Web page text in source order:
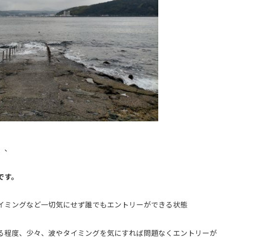
。
ングなど一切気にせず誰でもエントリーができる状態
度、少々、波やタイミングを気にすれば問題なくエントリーが